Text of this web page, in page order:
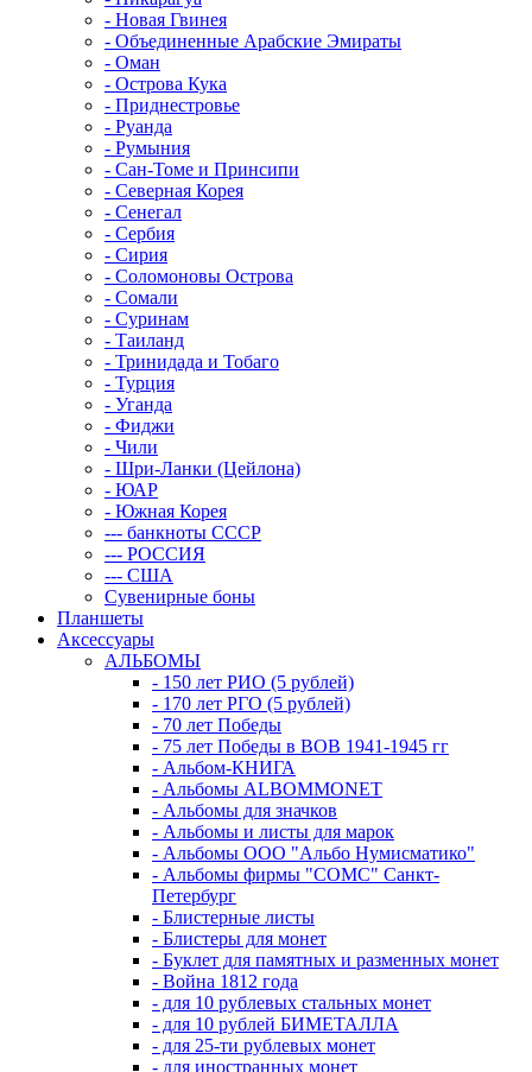
- Новая Гвинея
- Объединенные Арабские Эмираты
- Оман
- Острова Кука
- Приднестровье
- Руанда
- Румыния
- Сан-Томе и Принсипи
- Северная Корея
- Сенегал
- Сербия
- Сирия
- Соломоновы Острова
- Сомали
- Суринам
- Таиланд
- Тринидада и Тобаго
- Турция
- Уганда
- Фиджи
- Чили
- Шри-Ланки (Цейлона)
- ЮАР
- Южная Корея
--- банкноты СССР
--- РОССИЯ
--- США
Сувенирные боны
Планшеты
Аксессуары
АЛЬБОМЫ
- 150 лет РИО (5 рублей)
- 170 лет РГО (5 рублей)
- 70 лет Победы
- 75 лет Победы в ВОВ 1941-1945 гг
- Альбом-КНИГА
- Альбомы ALBOMMONET
- Альбомы для значков
- Альбомы и листы для марок
- Альбомы ООО "Альбо Нумисматико"
- Альбомы фирмы "СОМС" Санкт-
Петербург
- Блистерные листы
- Блистеры для монет
- Буклет для памятных и разменных монет
- Война 1812 года
- для 10 рублевых стальных монет
- для 10 рублей БИМЕТАЛЛА
- для 25-ти рублевых монет
- для иностранных монет